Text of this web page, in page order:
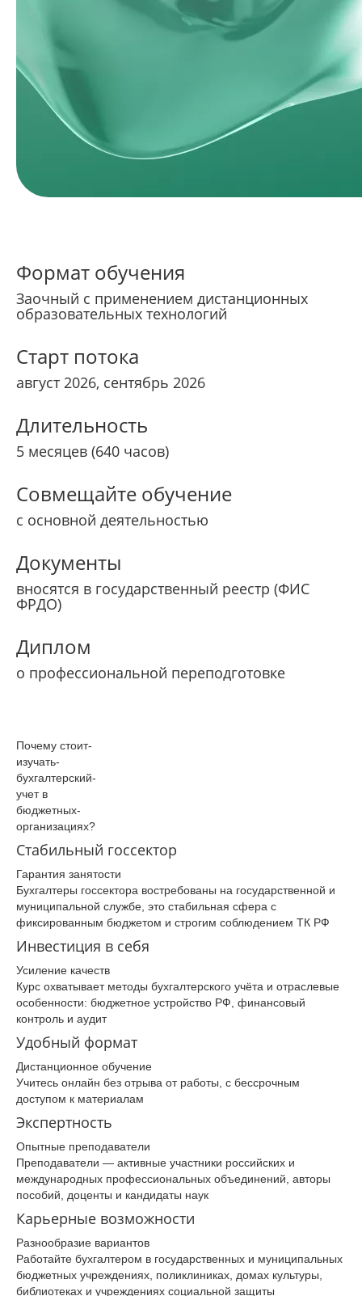
Формат обучения
Заочный с применением дистанционных
образовательных технологий
Старт потока
август 2026, сентябрь 2026
Длительность
5 месяцев (640 часов)
Совмещайте обучение
с основной деятельностью
Документы
вносятся в государственный реестр (ФИС
ФРДО)
Диплом
о профессиональной переподготовке
Почему­ стоит­
изучать­
бухгалтерский­
учет в
бюджетных­
организациях­?
Стабильный госсектор
Гарантия занятости
Бухгалтеры госсектора востребованы на государственной и
муниципальной службе, это стабильная сфера с
фиксированным бюджетом и строгим соблюдением ТК РФ
Инвестиция в себя
Усиление качеств
Курс охватывает методы бухгалтерского учёта и отраслевые
особенности: бюджетное устройство РФ, финансовый
контроль и аудит
Удобный формат
Дистанционное обучение
Учитесь онлайн без отрыва от работы, с бессрочным
доступом к материалам
Экспертность
Опытные преподаватели
Преподаватели — активные участники российских и
международных профессиональных объединений, авторы
пособий, доценты и кандидаты наук
Карьерные возможности
Разнообразие вариантов
Работайте бухгалтером в государственных и муниципальных
бюджетных учреждениях, поликлиниках, домах культуры,
библиотеках и учреждениях социальной защиты